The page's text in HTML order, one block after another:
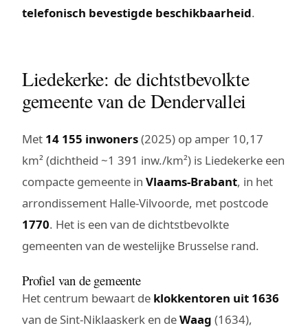
telefonisch bevestigde beschikbaarheid.
Liedekerke: de dichtstbevolkte
gemeente van de Dendervallei
Met 14 155 inwoners(2025) op amper 10,17
km² (dichtheid ~1 391 inw./km²) is Liedekerke een
compacte gemeente in Vlaams-Brabant, in het
arrondissement Halle-Vilvoorde, met postcode
1770. Het is een van de dichtstbevolkte
gemeenten van de westelijke Brusselse rand.
Profiel van de gemeente
Het centrum bewaart de klokkentoren uit 1636
van de Sint-Niklaaskerk en deWaag (1634),